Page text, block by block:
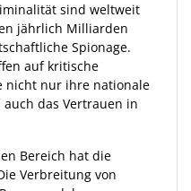
sind weltweit
jährlich Milliarden
Spionage.
auf kritische
nicht nur ihre nationale
das Vertrauen in
Bereich hat die
Verbreitung von